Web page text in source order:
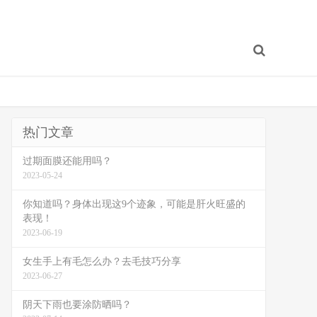
热门文章
过期面膜还能用吗？
2023-05-24
你知道吗？身体出现这9个迹象，可能是肝火旺盛的
表现！
2023-06-19
女生手上有毛怎么办？去毛技巧分享
2023-06-27
阴天下雨也要涂防晒吗？